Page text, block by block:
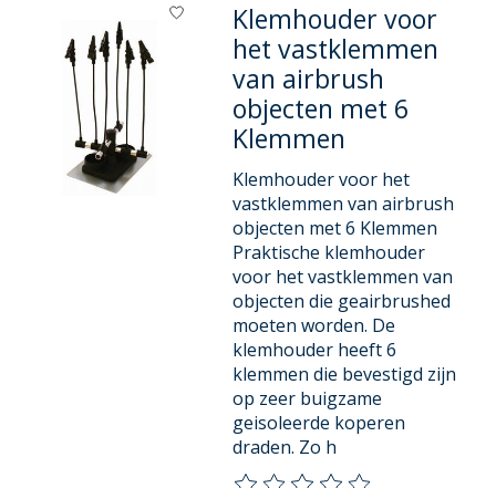
Klemhouder voor
het vastklemmen
van airbrush
objecten met 6
Klemmen
Klemhouder voor het
vastklemmen van airbrush
objecten met 6 Klemmen
Praktische klemhouder
voor het vastklemmen van
objecten die geairbrushed
moeten worden. De
klemhouder heeft 6
klemmen die bevestigd zijn
op zeer buigzame
geisoleerde koperen
draden. Zo h